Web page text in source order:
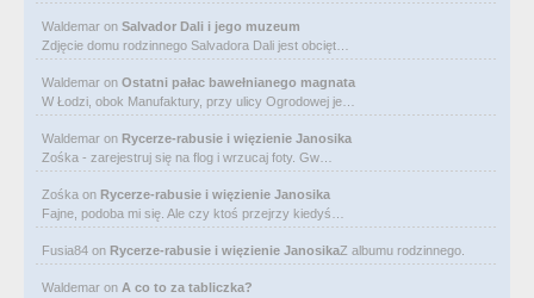
Waldemar on Salvador Dali i jego muzeum
Zdjęcie domu rodzinnego Salvadora Dali jest obcięt…
Waldemar on Ostatni pałac bawełnianego magnata
W Łodzi, obok Manufaktury, przy ulicy Ogrodowej je…
Waldemar on Rycerze-rabusie i więzienie Janosika
Zośka - zarejestruj się na flog i wrzucaj foty. Gw…
Zośka on Rycerze-rabusie i więzienie Janosika
Fajne, podoba mi się. Ale czy ktoś przejrzy kiedyś…
Fusia84 on Rycerze-rabusie i więzienie JanosikaZ albumu rodzinnego.
Waldemar on A co to za tabliczka?